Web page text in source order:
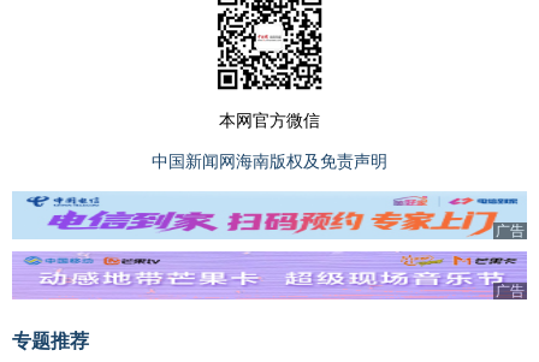
本网官方微信
中国新闻网海南版权及免责声明
广告
广告
专题推荐